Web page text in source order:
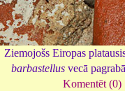
Ziemojošs Eiropas
barbastellus vecā
Komentēt (0)